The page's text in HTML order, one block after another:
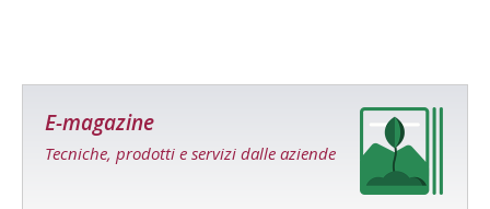
E-magazine
Tecniche, prodotti e servizi dalle aziende